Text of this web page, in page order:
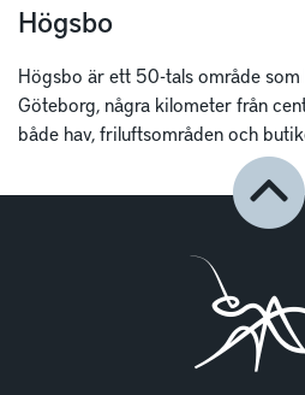
Högsbo
Högsbo är ett 50-tals område
Göteborg, några kilometer från
både hav, friluftsområden och